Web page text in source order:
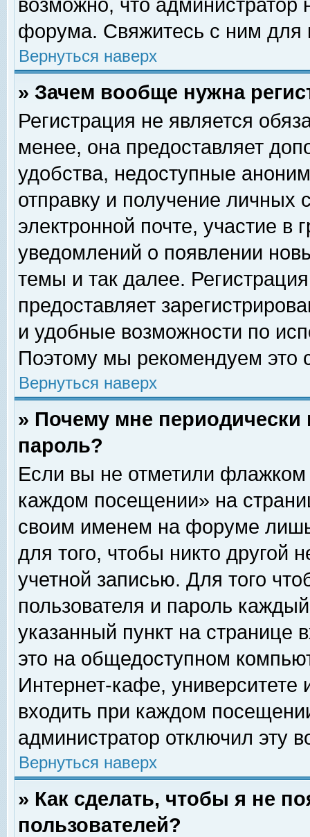
возможно, что
форума. Свяжитесь с ним для
Вернуться наверх
» Зачем вообще нужна
Регистрация не является
менее, она предоставляет
удобства, недоступные
отправку и получение личных
электронной почте, участие в
уведомлений о появлении
темы и так далее.
предоставляет
и удобные возможности по
Поэтому мы рекомендуем это
Вернуться наверх
» Почему мне
пароль?
Если вы не отметили флажком
каждом посещении» на
своим именем на форуме
для того, чтобы никто другой
учетной записью. Для того
пользователя и пароль
указанный пункт на
это на общедоступном
Интернет-кафе, университете
входить при каждом
администратор отключил эту
Вернуться наверх
» Как сделать, чтобы я не
пользователей?